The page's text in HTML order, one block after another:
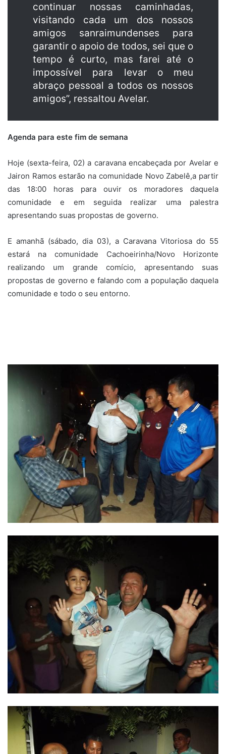
continuar nossas caminhadas,
visitando cada um dos nossos
amigos sanraimundenses para
garantir o apoio de todos, sei que o
tempo é curto, mas farei até o
impossível para levar o meu
abraço pessoal a todos os nossos
amigos”, ressaltou Avelar.
Agenda para este fim de semana
Hoje (sexta-feira, 02) a caravana encabeçada por Avelar e
Jairon Ramos estarão na comunidade Novo Zabelê,a partir
das 18:00 horas para ouvir os moradores daquela
comunidade e em seguida realizar uma palestra
apresentando suas propostas de governo.
E amanhã (sábado, dia 03), a Caravana Vitoriosa do 55
estará na comunidade Cachoeirinha/Novo Horizonte
realizando um grande comício, apresentando suas
propostas de governo e falando com a população daquela
comunidade e todo o seu entorno.